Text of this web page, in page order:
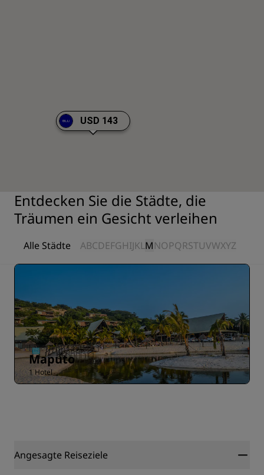
USD 143
Entdecken Sie die Städte, die
Träumen ein Gesicht verleihen
Alle Städte ABCDEFGHIJKLMNOPQRSTUVWXYZ
Maputo
1 Hotel
Angesagte Reiseziele